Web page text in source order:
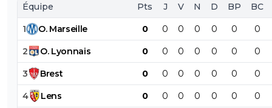
Équipe Pts J V N D BP BC
1 O. Marseille 0 0 0 0 0 0 0
2 O. Lyonnais 0 0 0 0 0 0 0
3 Brest 0 0 0 0 0 0 0
4 Lens 0 0 0 0 0 0 0